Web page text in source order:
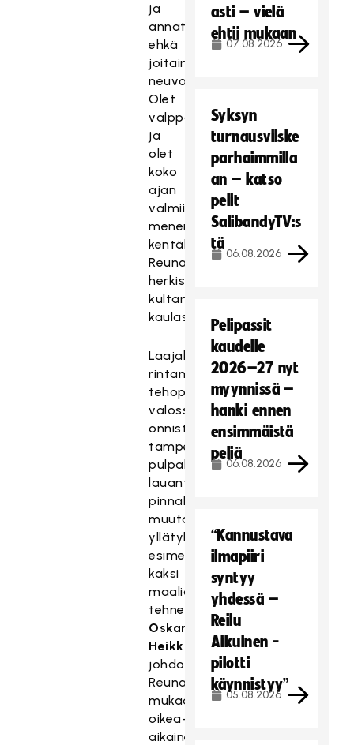
ja
annat
ehkä
joitain
neuvoja.
Olet
valppaana
ja
olet
koko
ajan
valmiina
menemään
kentälle,
Reunamäki
herkisteli
kultamitali
kaulassa.
Laajalla
rintamalla
tehopisteiden
valossa
onnistuneesta
tamperelaisjoukkueesta
pulpahti
lauantaina
pinnalle
muutamia
yllätyksiä
esimerkiksi
kaksi
maalia
tehneen
Oskari
Heikkilän
johdolla.
Reunamäen
mukaan
oikea-
aikainen
asti – vielä
ehtii mukaan
07.08.2026
Syksyn
turnausvilske
parhaimmilla
an – katso
pelit
SalibandyTV:s
tä
06.08.2026
Pelipassit
kaudelle
2026–27 nyt
myynnissä –
hanki ennen
ensimmäistä
peliä
06.08.2026
“Kannustava
ilmapiiri
syntyy
yhdessä –
Reilu
Aikuinen -
pilotti
käynnistyy”
05.08.2026